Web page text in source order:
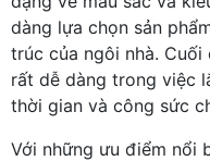
dàng lựa chọn sản
trúc của ngôi nhà. Cuối
rất dễ dàng trong việc
thời gian và công sức
Với những ưu điểm nổi